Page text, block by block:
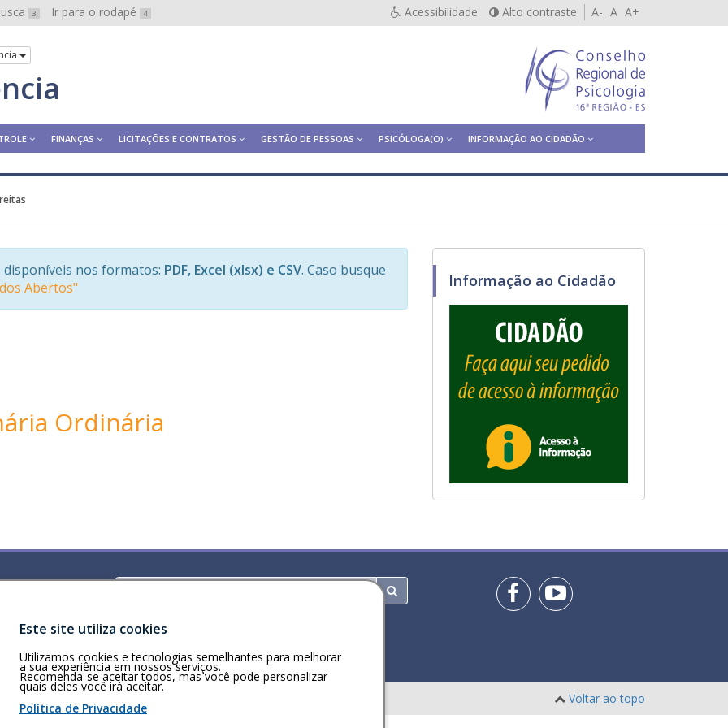
3 Ir para o rodapé 4 Acessibilidade Alto contraste A- A A+
FINANÇAS LICITAÇÕES E CONTRATOS GESTÃO DE PESSOAS PSICÓLOGA(O) INFORMAÇÃO AO CIDADÃO
disponíveis nos formatos: PDF, Excel (xlsx) e CSV. Caso busque
Abertos"
Ordinária
Informação ao Cidadão
Center,
Buscar
cookies Voltar ao topo
Este site utiliza cookies
Utilizamos cookies e tecnologias semelhantes para melhorar
a sua experiência em nossos serviços.
Recomenda-se aceitar todos, mas você pode personalizar
quais deles você irá aceitar.
Política de Privacidade